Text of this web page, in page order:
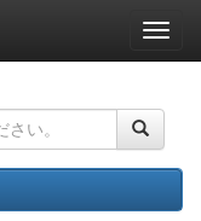
ナ
ビ
ー
ョ
ン